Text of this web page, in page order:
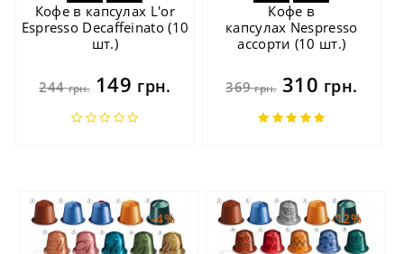
Кофе в капсулах L'or
Espresso Decaffeinato (10
шт.)
244грн.149 грн.
Кофе в
капсулах Nespresso
ассорти (10 шт.)
369грн.310 грн.
-4% -12%